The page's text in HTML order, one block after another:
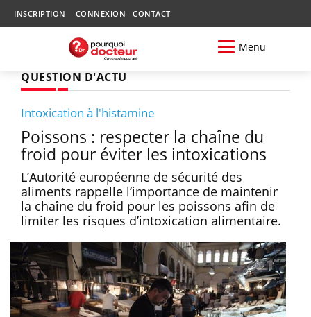
INSCRIPTION CONNEXION CONTACT
Menu
QUESTION D'ACTU
Intoxication à l'histamine
Poissons : respecter la chaîne du
froid pour éviter les intoxications
L’Autorité européenne de sécurité des
aliments rappelle l’importance de maintenir
la chaîne du froid pour les poissons afin de
limiter les risques d’intoxication alimentaire.